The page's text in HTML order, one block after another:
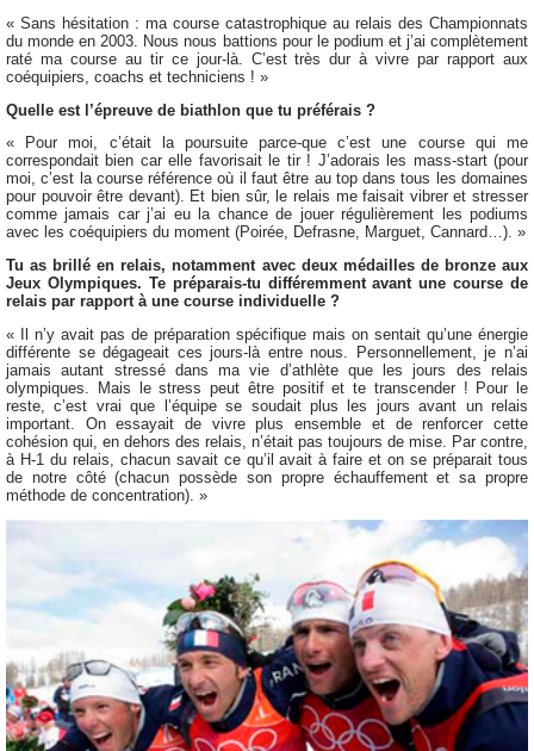
« Sans hésitation : ma course catastrophique au relais des Championnats
du monde en 2003. Nous nous battions pour le podium et j’ai complètement
raté ma course au tir ce jour-là. C’est très dur à vivre par rapport aux
coéquipiers, coachs et techniciens ! »
Quelle est l’épreuve de biathlon que tu préférais ?
« Pour moi, c’était la poursuite parce-que c’est une course qui me
correspondait bien car elle favorisait le tir ! J’adorais les mass-start (pour
moi, c’est la course référence où il faut être au top dans tous les domaines
pour pouvoir être devant). Et bien sûr, le relais me faisait vibrer et stresser
comme jamais car j’ai eu la chance de jouer régulièrement les podiums
avec les coéquipiers du moment (Poirée, Defrasne, Marguet, Cannard…). »
Tu as brillé en relais, notamment avec deux médailles de bronze aux
Jeux Olympiques. Te préparais-tu différemment avant une course de
relais par rapport à une course individuelle ?
« Il n’y avait pas de préparation spécifique mais on sentait qu’une énergie
différente se dégageait ces jours-là entre nous. Personnellement, je n’ai
jamais autant stressé dans ma vie d’athlète que les jours des relais
olympiques. Mais le stress peut être positif et te transcender ! Pour le
reste, c’est vrai que l’équipe se soudait plus les jours avant un relais
important. On essayait de vivre plus ensemble et de renforcer cette
cohésion qui, en dehors des relais, n’était pas toujours de mise. Par contre,
à H-1 du relais, chacun savait ce qu’il avait à faire et on se préparait tous
de notre côté (chacun possède son propre échauffement et sa propre
méthode de concentration). »